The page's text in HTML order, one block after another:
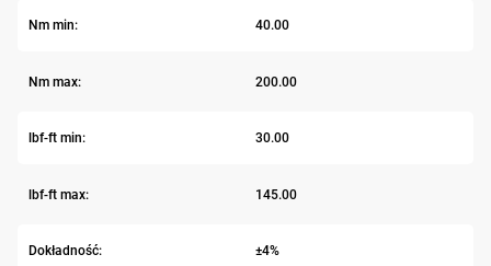
Nm min: 40.00
Nm max: 200.00
lbf-ft min: 30.00
lbf-ft max: 145.00
Dokładność: ±4%